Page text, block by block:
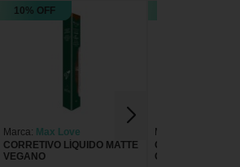
10% OFF
Marca: Max Love
CORRETIVO LÍQUIDO MATTE
VEGANO
Marca:
Corretivo Payot
Cobertura Liquido